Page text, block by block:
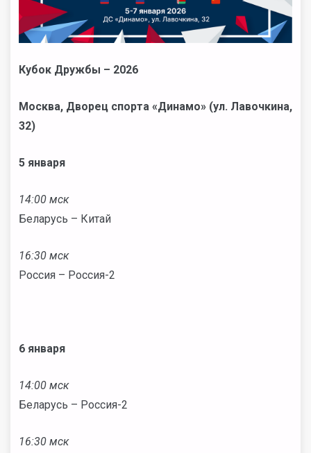
Кубок Дружбы – 2026
Москва, Дворец спорта «Динамо» (ул. Лавочкина,
32)
5 января
14:00 мск
Беларусь – Китай
16:30 мск
Россия – Россия-2
6 января
14:00 мск
Беларусь – Россия-2
16:30 мск